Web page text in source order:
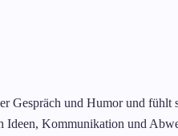
und Humor und
Kommunikation und